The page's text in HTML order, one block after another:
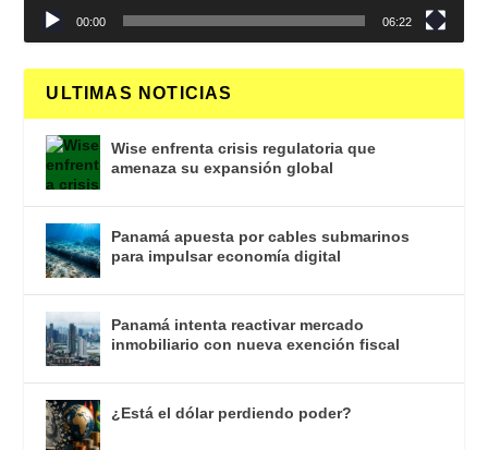
00:00 06:22
ULTIMAS NOTICIAS
Wise enfrenta crisis regulatoria que
amenaza su expansión global
Panamá apuesta por cables submarinos
para impulsar economía digital
Panamá intenta reactivar mercado
inmobiliario con nueva exención fiscal
¿Está el dólar perdiendo poder?